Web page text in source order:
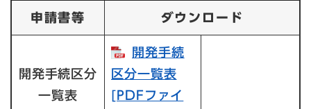
申請書等 ダウンロード
開発手続区分
一覧表
開発手続
区分一覧表​
[PDFファイ